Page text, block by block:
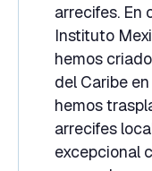
arrecifes. En
Instituto
hemos
del Caribe
hemos
arrecifes
excepcional